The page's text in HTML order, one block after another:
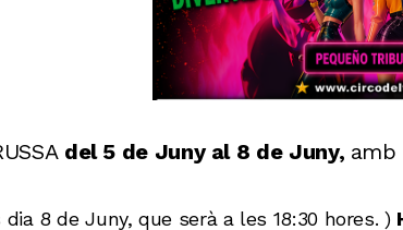
del 5 de Juny al 8 de Juny, amb
8 de Juny, que serà a les 18:30 hores. )